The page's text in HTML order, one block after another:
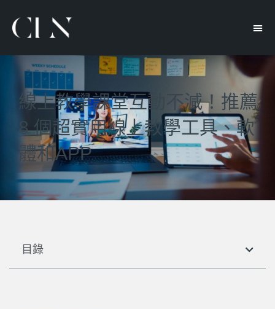
線上教學課堂互動不減！推薦
8 個超實用線上教學工具、軟
體和APP
目錄